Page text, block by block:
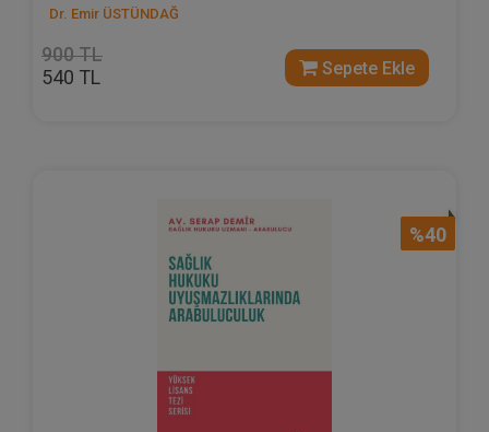
Dr. Emir ÜSTÜNDAĞ
900 TL
540 TL Sepete Ekle
%40